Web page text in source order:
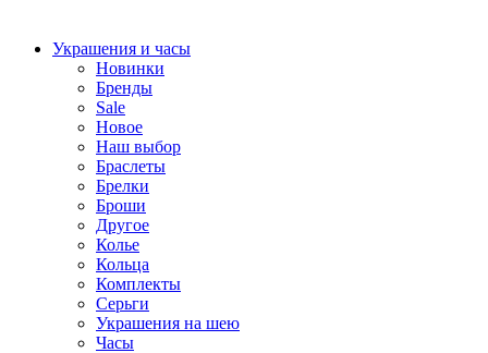
Украшения и часы
Новинки
Бренды
Sale
Новое
Наш выбор
Браслеты
Брелки
Броши
Другое
Колье
Кольца
Комплекты
Серьги
Украшения на шею
Часы